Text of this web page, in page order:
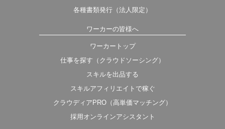
各種書類発行（法人限定）
ワーカーの皆様へ
ワーカートップ
仕事を探す（クラウドソーシング）
スキルを出品する
スキルアフィリエイトで稼ぐ
クラウディアPRO（高単価マッチング）
採用オンラインアシスタント